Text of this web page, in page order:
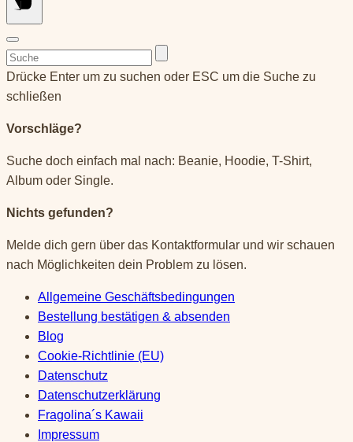
Suchen
nach:
Drücke Enter um zu suchen oder ESC um die Suche zu
schließen
Vorschläge?
Suche doch einfach mal nach: Beanie, Hoodie, T-Shirt,
Album oder Single.
Nichts gefunden?
Melde dich gern über das Kontaktformular und wir schauen
nach Möglichkeiten dein Problem zu lösen.
Allgemeine Geschäftsbedingungen
Bestellung bestätigen & absenden
Blog
Cookie-Richtlinie (EU)
Datenschutz
Datenschutzerklärung
Fragolina´s Kawaii
Impressum